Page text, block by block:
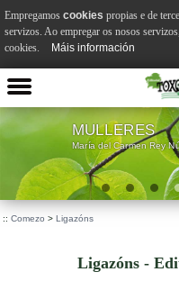
MULLERES
María del Carmen Rey
:: Comezo > Ligazóns
Ligazóns -
Empregamos cookies propias e de
servizos. Ao empregar os nosos
cookies.
Máis información